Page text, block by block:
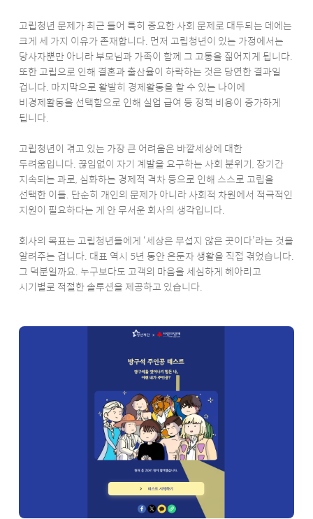
고립청년 문제가 최근 들어 특히 중요한 사회 문제로 대두되는 데에는
크게 세 가지 이유가 존재합니다. 먼저 고립청년이 있는 가정에서는
당사자뿐만 아니라 부모님과 가족이 함께 그 고통을 짊어지게 됩니다.
또한 고립으로 인해 결혼과 출산율이 하락하는 것은 당연한 결과일
겁니다. 마지막으로 활발히 경제활동을 할 수 있는 나이에
비경제활동을 선택함으로 인해 실업 급여 등 정책 비용이 증가하게
됩니다.
고립청년이 겪고 있는 가장 큰 어려움은 바깥세상에 대한
두려움입니다. 끊임없이 자기 계발을 요구하는 사회 분위기, 장기간
지속되는 과로, 심화하는 경제적 격차 등으로 인해 스스로 고립을
선택한 이들. 단순히 개인의 문제가 아니라 사회적 차원에서 적극적인
지원이 필요하다는 게 안 무서운 회사의 생각입니다.
회사의 목표는 고립청년들에게 ‘세상은 무섭지 않은 곳이다’라는 것을
알려주는 겁니다. 대표 역시 5년 동안 은둔자 생활을 직접 겪었습니다.
그 덕분일까요. 누구보다도 고객의 마음을 세심하게 헤아리고
시기별로 적절한 솔루션을 제공하고 있습니다.